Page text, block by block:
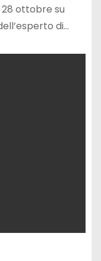
ottobre su
di…